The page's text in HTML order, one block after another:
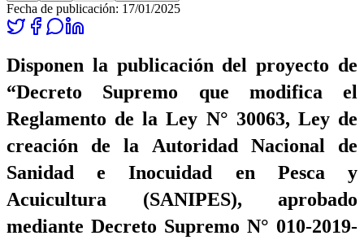
Fecha de publicación: 17/01/2025
Disponen la publicación del proyecto de
“Decreto Supremo que modifica el
Reglamento de la Ley N° 30063, Ley de
creación de la Autoridad Nacional de
Sanidad e Inocuidad en Pesca y
Acuicultura (SANIPES), aprobado
mediante Decreto Supremo N° 010-2019-